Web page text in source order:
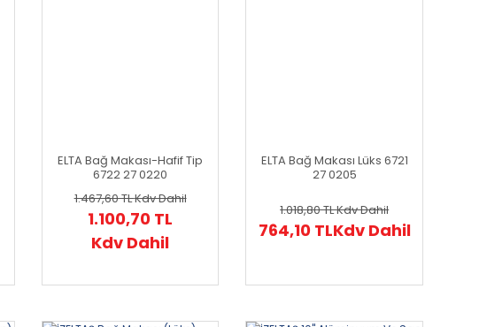
ELTA Bağ Makası-Hafif Tip
6722 27 0220
1.467,60 TLKdv Dahil
1.100,70 TL
Kdv Dahil
ELTA Bağ Makası Lüks 6721
27 0205
1.018,80 TLKdv Dahil
764,10 TLKdv Dahil